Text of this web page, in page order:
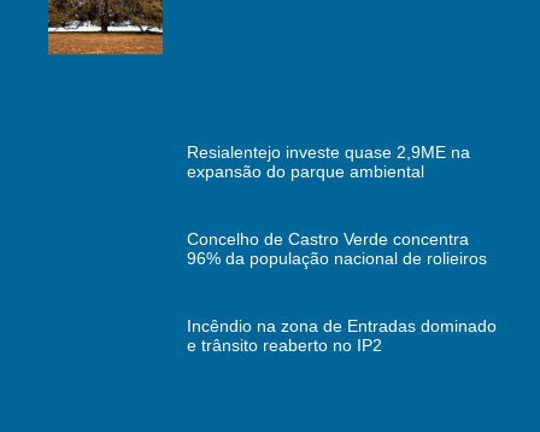
Resialentejo investe quase 2,9ME na
expansão do parque ambiental
Concelho de Castro Verde concentra
96% da população nacional de rolieiros
Incêndio na zona de Entradas dominado
e trânsito reaberto no IP2